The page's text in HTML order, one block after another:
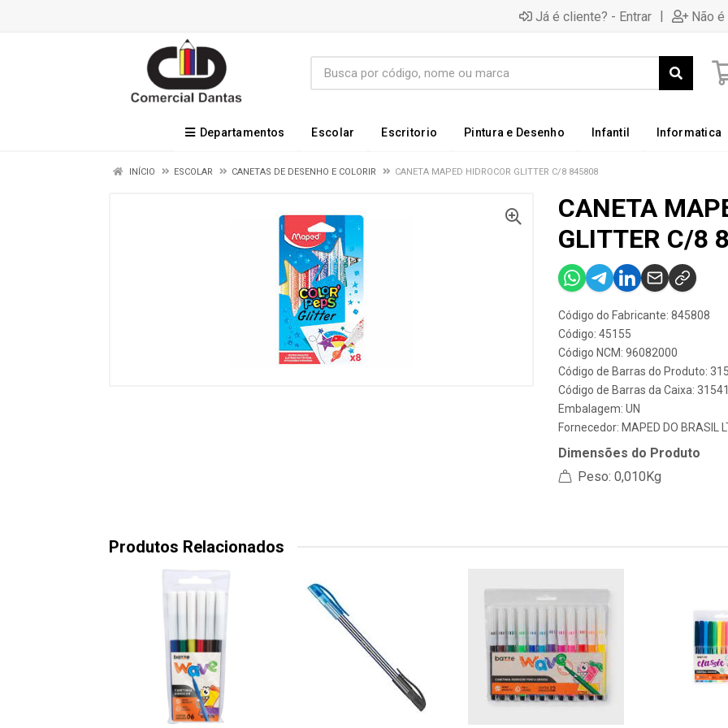
Já é cliente? - Entrar | Não
Departamentos Escolar Escritorio Pintura e Desenho Infantil Informatica
INÍCIO ESCOLAR CANETAS DE DESENHO E COLORIR CANETA MAPED HIDROCOR GLITTER C/8 845808
CANETA
GLITTER C/8
Código do Fabricante: 845808
Código: 45155
Código NCM: 96082000
Código de Barras do Produto:
Código de Barras da Caixa:
Embalagem: UN
Fornecedor: MAPED DO BRASIL
Dimensões do Produto
Peso: 0,010Kg
Produtos Relacionados